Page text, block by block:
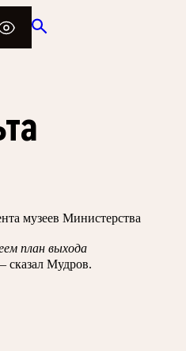
музеев Министерства
план выхода
сказал Мудров.